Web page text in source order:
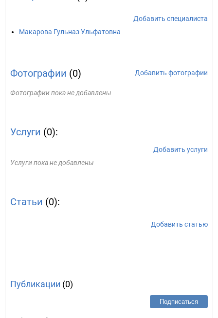
Добавить специалиста
Макарова Гульназ Ульфатовна
Фотографии (0) Добавить фотографии
Фотографии пока не добавлены
Услуги (0):
Добавить услуги
Услуги пока не добавлены
Статьи (0):
Добавить статью
Публикации (0)
Подписаться